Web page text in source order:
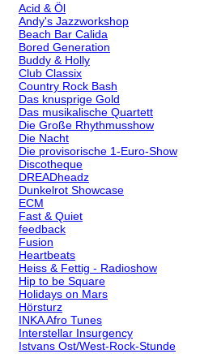
Acid & Öl
Andy's Jazzworkshop
Beach Bar Calida
Bored Generation
Buddy & Holly
Club Classix
Country Rock Bash
Das knusprige Gold
Das musikalische Quartett
Die Große Rhythmusshow
Die Nacht
Die provisorische 1-Euro-Show
Discotheque
DREADheadz
Dunkelrot Showcase
ECM
Fast & Quiet
feedback
Fusion
Heartbeats
Heiss & Fettig - Radioshow
Hip to be Square
Holidays on Mars
Hörsturz
INKA Afro Tunes
Interstellar Insurgency
Istvans Ost/West-Rock-Stunde